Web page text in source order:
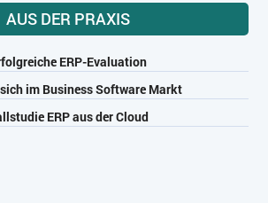
AUS DER PRAXIS
ERP-Evaluation
im Business Software Markt
ERP aus der Cloud